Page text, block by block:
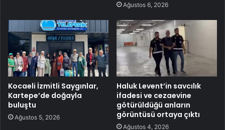
Ağustos 6, 2026
Kocaeli İzmitli Saygınlar,
Kartepe’de doğayla
buluştu
Ağustos 5, 2026
Haluk Levent’in savcılık
ifadesi ve cezaevine
götürüldüğü anların
görüntüsü ortaya çıktı
Ağustos 4, 2026